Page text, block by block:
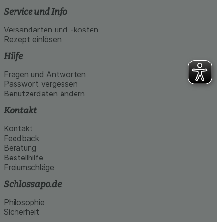
Service und Info
Versandarten und -kosten
Rezept einlösen
Hilfe
Fragen und Antworten
Passwort vergessen
Benutzerdaten ändern
Kontakt
Kontakt
Feedback
Beratung
Bestellhilfe
Freiumschläge
Schlossapo.de
Philosophie
Sicherheit